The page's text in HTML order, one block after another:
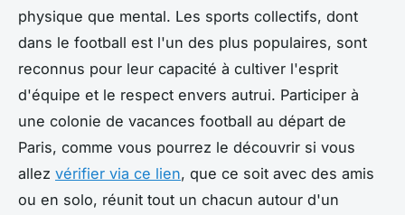
physique que mental. Les sports collectifs, dont
dans le football est l'un des plus populaires, sont
reconnus pour leur capacité à cultiver l'esprit
d'équipe et le respect envers autrui. Participer à
une colonie de vacances football au départ de
Paris, comme vous pourrez le découvrir si vous
allez vérifier via ce lien, que ce soit avec des amis
ou en solo, réunit tout un chacun autour d'un